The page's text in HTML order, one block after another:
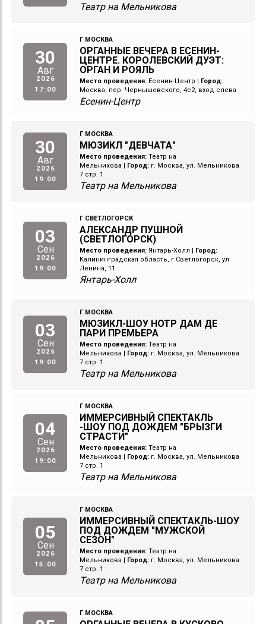
Театр на Мельникова
30
Авг
2026
17:00
Г МОСКВА
ОРГАННЫЕ ВЕЧЕРА В ЕСЕНИН-
ЦЕНТРЕ. КОРОЛЕВСКИЙ ДУЭТ:
ОРГАН И РОЯЛЬ
Место проведения: Есенин-Центр | Город:
Москва, пер. Чернышевского, 4с2, вход слева
Есенин-Центр
30
Авг
2026
19:00
Г МОСКВА
МЮЗИКЛ "ДЕВЧАТА"
Место проведения: Театр на
Мельникова | Город: г. Москва, ул. Мельникова
7 стр. 1
Театр на Мельникова
03
Сен
2026
19:00
Г СВЕТЛОГОРСК
АЛЕКСАНДР ПУШНОЙ
(СВЕТЛОГОРСК)
Место проведения: Янтарь-Холл | Город:
Калининградская область, г.Светлогорск, ул.
Ленина, 11
Янтарь-Холл
03
Сен
2026
19:00
Г МОСКВА
МЮЗИКЛ-ШОУ НОТР ДАМ ДЕ
ПАРИ ПРЕМЬЕРА
Место проведения: Театр на
Мельникова | Город: г. Москва, ул. Мельникова
7 стр. 1
Театр на Мельникова
04
Сен
2026
19:00
Г МОСКВА
ИММЕРСИВНЫЙ СПЕКТАКЛЬ
-ШОУ ПОД ДОЖДЕМ "БРЫЗГИ
СТРАСТИ"
Место проведения: Театр на
Мельникова | Город: г. Москва, ул. Мельникова
7 стр. 1
Театр на Мельникова
05
Сен
2026
15:00
Г МОСКВА
ИММЕРСИВНЫЙ СПЕКТАКЛЬ-ШОУ
ПОД ДОЖДЕМ "МУЖСКОЙ
СЕЗОН"
Место проведения: Театр на
Мельникова | Город: г. Москва, ул. Мельникова
7 стр. 1
Театр на Мельникова
Г МОСКВА